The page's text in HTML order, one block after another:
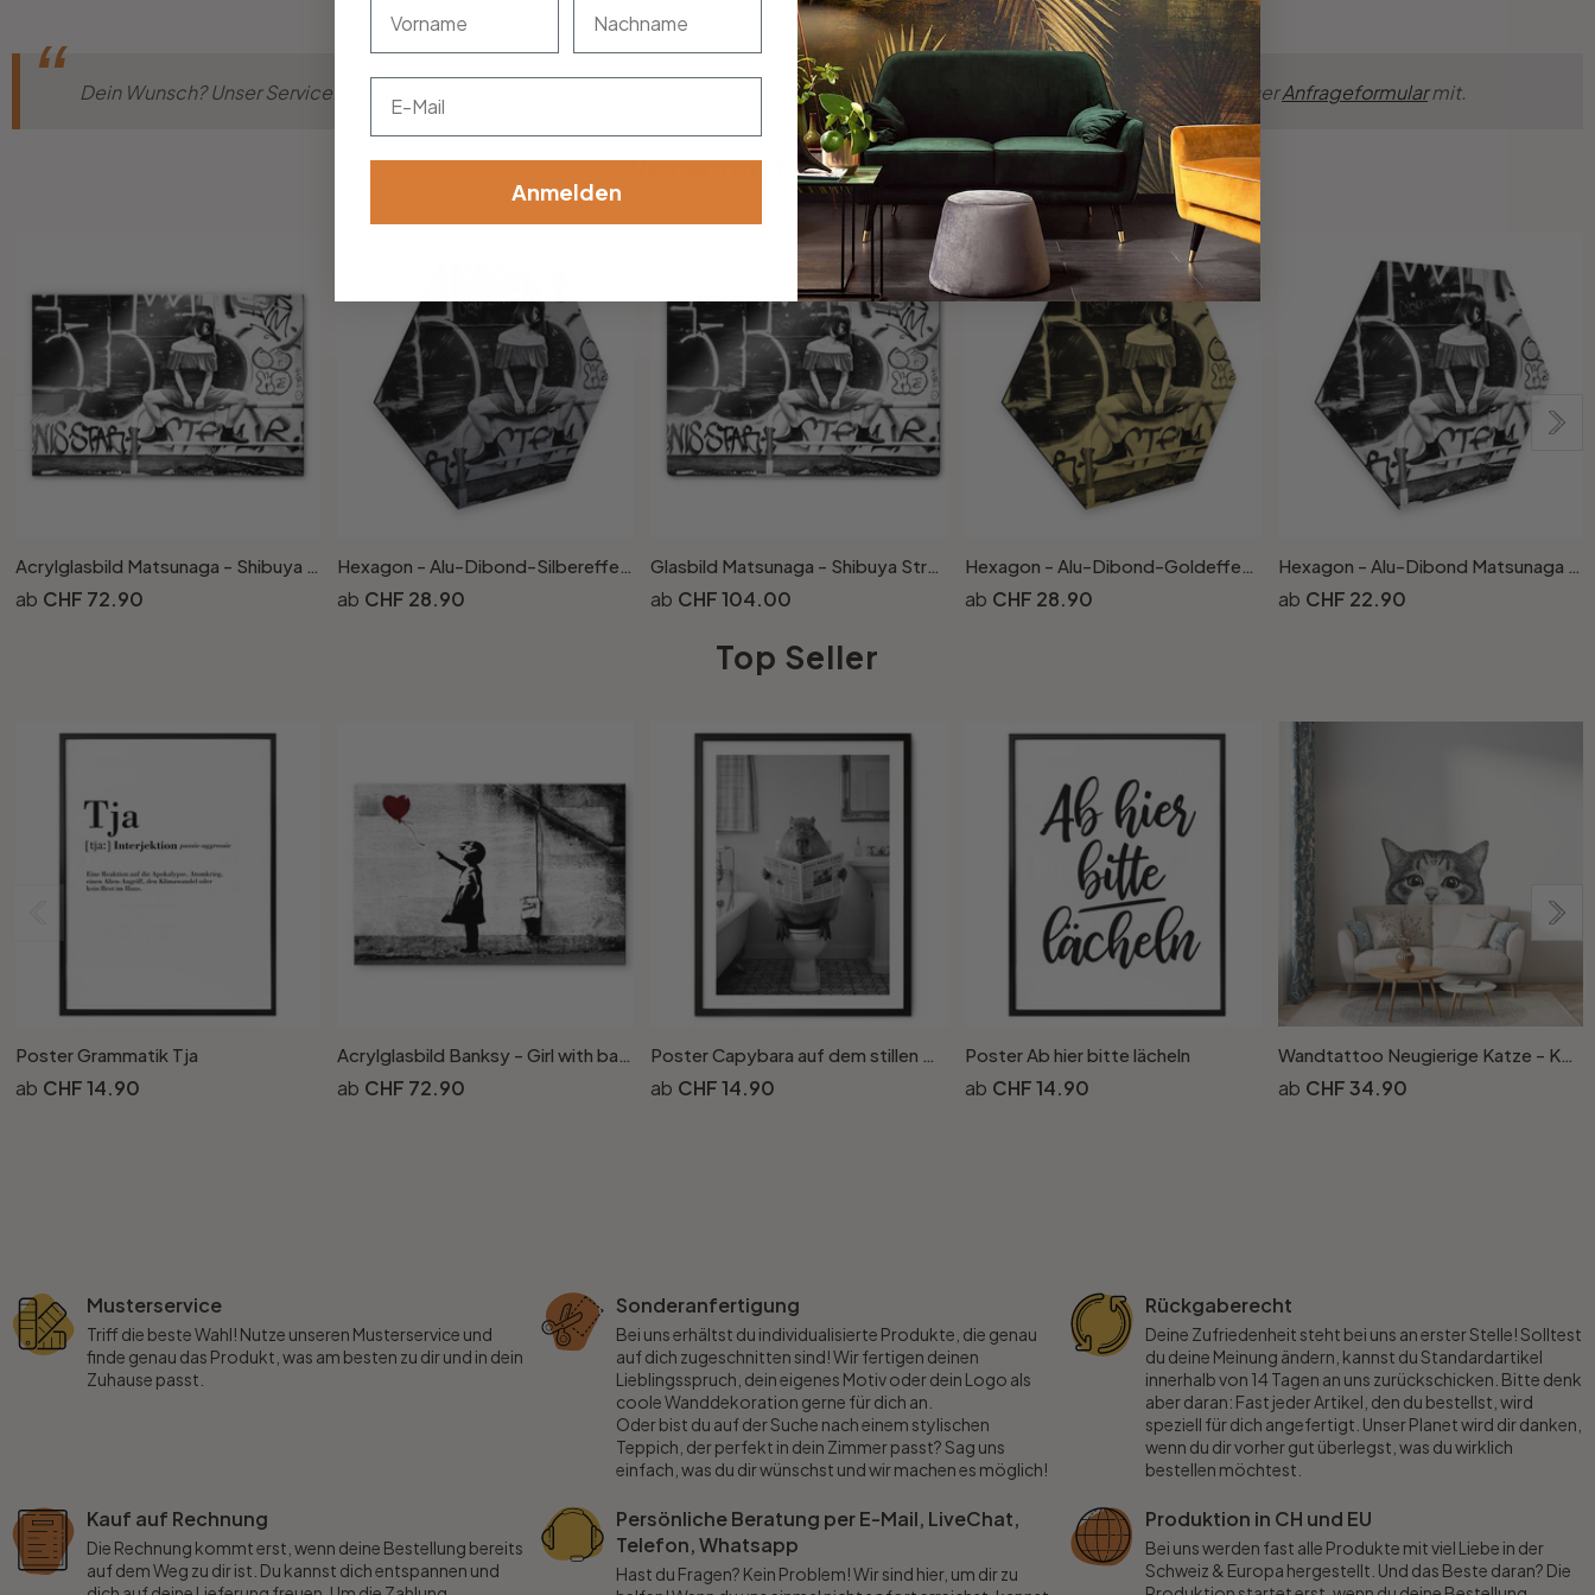
Dein Wunsch? Unser Service! Nicht die passende Grösse, Schriftart oder Verzierung dabei? Teile uns deine Wünsche einfach über unserAnfrageformularmit.
Verwandte Produkte
Acrylglasbild Matsunaga - Shibuya Street
CHF 72.90
Hexagon - Alu-Dibond-Silbereffekt Matsunaga - Shibuya Street
CHF 28.90
Glasbild Matsunaga - Shibuya Street
CHF 104.00
Hexagon - Alu-Dibond-Goldeffekt Matsunaga - Shibuya Street
CHF 28.90
Hexagon - Alu-Dibond Matsunaga - Shibuya Street
CHF 22.90
Top Seller
Poster Grammatik Tja
CHF 14.90
Acrylglasbild Banksy - Girl with balloon
CHF 72.90
Poster Capybara auf dem stillen Örtchen
CHF 14.90
Poster Ab hier bitte lächeln
CHF 14.90
Wandtattoo Neugierige Katze - Korenkova
CHF 34.90
Musterservice
Triff die beste Wahl! Nutze unseren Musterservice und
finde genau das Produkt, was am besten zu dir und in dein
Zuhause passt.
Sonderanfertigung
Bei uns erhältst du individualisierte Produkte, die genau
auf dich zugeschnitten sind! Wir fertigen deinen
Lieblingsspruch, dein eigenes Motiv oder dein Logo als
coole Wanddekoration gerne für dich an.
Oder bist du auf der Suche nach einem stylischen
Teppich, der perfekt in dein Zimmer passt? Sag uns
einfach, was du dir wünschst und wir machen es möglich!
Rückgaberecht
Deine Zufriedenheit steht bei uns an erster Stelle! Solltest
du deine Meinung ändern, kannst du Standardartikel
innerhalb von 14 Tagen an uns zurückschicken. Bitte denk
aber daran: Fast jeder Artikel, den du bestellst, wird
speziell für dich angefertigt. Unser Planet wird dir danken,
wenn du dir vorher gut überlegst, was du wirklich
bestellen möchtest.
Kauf auf Rechnung
Die Rechnung kommt erst, wenn deine Bestellung bereits
auf dem Weg zu dir ist. Du kannst dich entspannen und
Persönliche Beratung per E-Mail, LiveChat,
Telefon, Whatsapp
Hast du Fragen? Kein Problem! Wir sind hier, um dir zu
Produktion in CH und EU
Bei uns werden fast alle Produkte mit viel Liebe in der
Schweiz & Europa hergestellt. Und das Beste daran? Die
Anmelden